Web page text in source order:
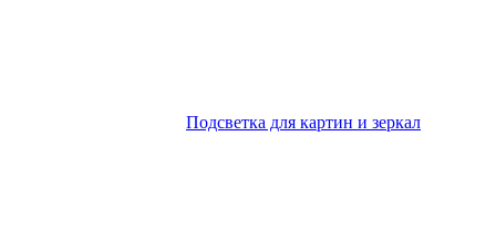
Подсветка для картин и зеркал